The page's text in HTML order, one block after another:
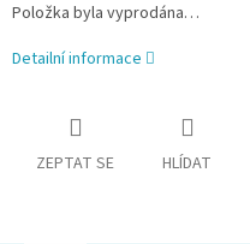
Položka byla vyprodána…
Detailní informace
ZEPTAT SE HLÍDAT